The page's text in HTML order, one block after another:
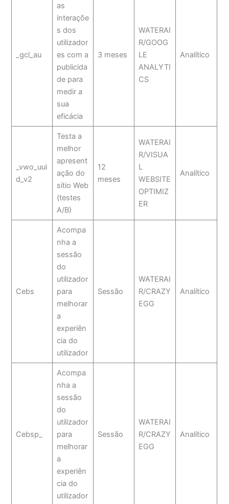
_gcl_au
as
interaçõe
s dos
utilizador
es com a
publicida
de para
medir a
sua
eficácia
3 meses
WATERAI
R/GOOG
LE
ANALYTI
CS
Analítico
_vwo_uui
d_v2
Testa a
melhor
apresent
ação do
sítio Web
(testes
A/B)
12
meses
WATERAI
R/VISUA
L
WEBSITE
OPTIMIZ
ER
Analítico
Cebs
Acompa
nha a
sessão
do
utilizador
para
melhorar
a
experiên
cia do
utilizador
Sessão
WATERAI
R/CRAZY
EGG
Analítico
Cebsp_
Acompa
nha a
sessão
do
utilizador
para
melhorar
a
experiên
cia do
utilizador
Sessão
WATERAI
R/CRAZY
EGG
Analítico